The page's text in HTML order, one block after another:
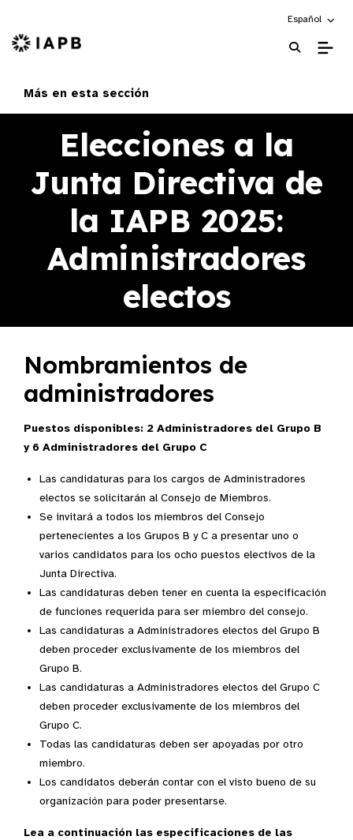
Choose an
Español
Página principal de la IAPB
Más en esta sección
Elecciones a la
Junta Directiva de
la IAPB 2025:
Administradores
electos
Nombramientos de
administradores
Puestos disponibles: 2 Administradores del Grupo B
y 6 Administradores del Grupo C
Las candidaturas para los cargos de Administradores
electos se solicitarán al Consejo de Miembros.
Se invitará a todos los miembros del Consejo
pertenecientes a los Grupos B y C a presentar uno o
varios candidatos para los ocho puestos electivos de la
Junta Directiva.
Las candidaturas deben tener en cuenta la especificación
de funciones requerida para ser miembro del consejo.
Las candidaturas a Administradores electos del Grupo B
deben proceder exclusivamente de los miembros del
Grupo B.
Las candidaturas a Administradores electos del Grupo C
deben proceder exclusivamente de los miembros del
Grupo C.
Todas las candidaturas deben ser apoyadas por otro
miembro.
Los candidatos deberán contar con el visto bueno de su
organización para poder presentarse.
Lea a continuación las especificaciones de las